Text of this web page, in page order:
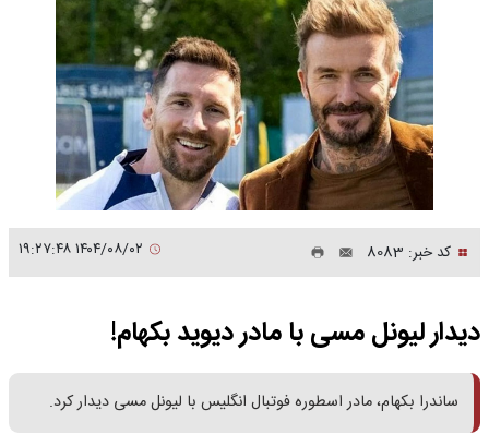
کد خبر: 8083
دیدار لیونل مسی با مادر دیوید بکهام!
ساندرا بکهام، مادر اسطوره فوتبال انگلیس با لیونل مسی دیدار کرد.